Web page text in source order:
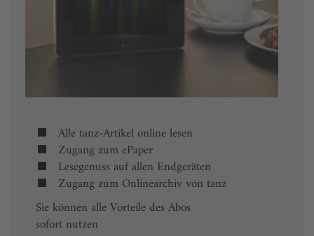
Alle tanz-Artikel online lesen
Zugang zum ePaper
Lesegenuss auf allen Endgeräten
Zugang zum Onlinearchiv von tanz
Sie können alle Vorteile des Abos
sofort nutzen